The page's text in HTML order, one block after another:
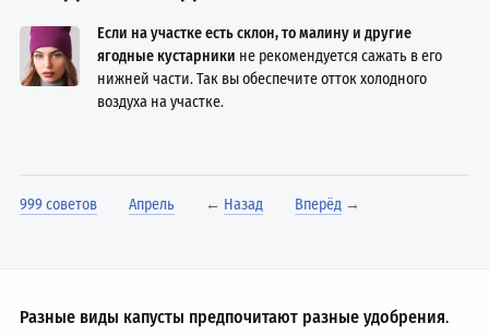
Если на участке есть склон, то малину и другие
ягодные кустарники не рекомендуется сажать в его
нижней части. Так вы обеспечите отток холодного
воздуха на участке.
999 советов Апрель ← Назад Вперёд→
Разные виды капусты предпочитают разные удобрения.